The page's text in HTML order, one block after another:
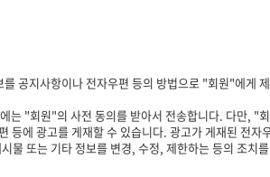
지사항이나 전자우편 등의 방법으로 "회원"에게
"회원"의 사전 동의를 받아서 전송합니다. 다만, "
에 광고를 게재할 수 있습니다. 광고가 게재된 전
또는 기타 정보를 변경, 수정, 제한하는 등의 조치